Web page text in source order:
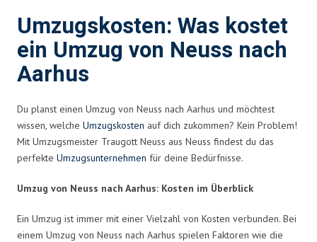
Umzugskosten: Was kostet
ein Umzug von Neuss nach
Aarhus
Du planst einen Umzug von Neuss nach Aarhus und möchtest
wissen, welche Umzugskosten auf dich zukommen? Kein Problem!
Mit Umzugsmeister Traugott Neuss aus Neuss findest du das
perfekte Umzugsunternehmen für deine Bedürfnisse.
Umzug von Neuss nach Aarhus: Kosten im Überblick
Ein Umzug ist immer mit einer Vielzahl von Kosten verbunden. Bei
einem Umzug von Neuss nach Aarhus spielen Faktoren wie die